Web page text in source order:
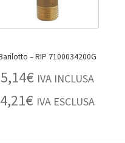
Barilotto – RIP 7100034200G
5,14€ IVA INCLUSA
4,21€ IVA ESCLUSA